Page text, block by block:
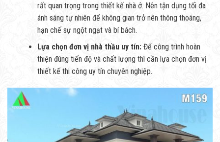
rất quan trọng trong thiết kế nhà ở. Nên tận dụng tối đa
ánh sáng tự nhiên để không gian trở nên thông thoáng,
hạn chế sự ngột ngạt và bí bách.
Lựa chọn đơn vị nhà thầu uy tín:Để công trình hoàn
thiện đúng tiến độ và chất lượng thì cần lựa chọn đơn vị
thiết kế thi công uy tín chuyên nghiệp.